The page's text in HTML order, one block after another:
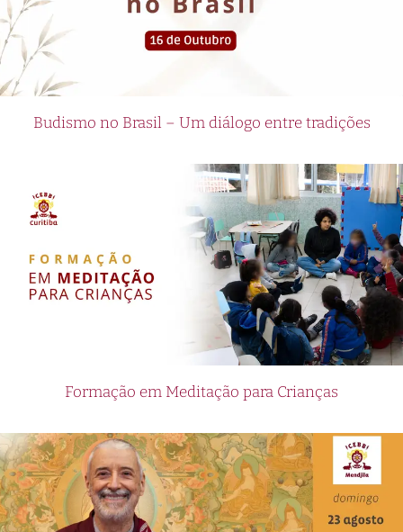
Budismo no Brasil – Um diálogo entre tradições
Formação em Meditação para Crianças